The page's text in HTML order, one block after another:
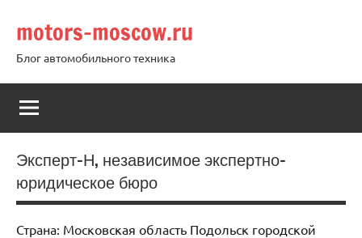
содержимому
motors-moscow.ru
Блог автомобильного техника
Эксперт-Н, независимое экспертно-
юридическое бюро
Страна: Московская область Подольск городской